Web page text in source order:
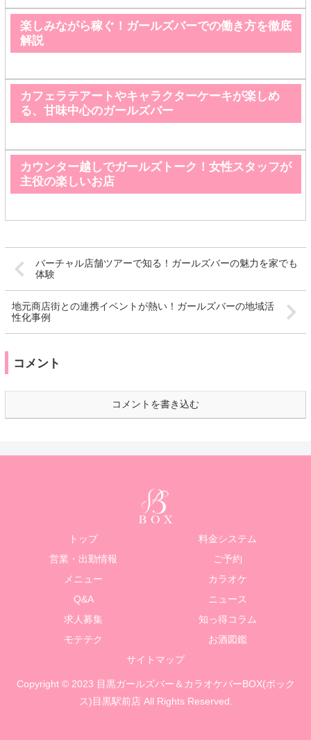
楽しみながら稼ぐ！ガールズバーでの働き方を徹底
解説
カフェラテアートやキャラクターケーキが楽しめ
る、甘味中心のガールズバー
カウンター越しでガールズトーク！女性スタッフが
主役の楽しいお店
バーチャル店舗ツアーで知る！ガールズバーの魅力を家でも
体験
地元商店街との連携イベントが熱い！ガールズバーの地域活
性化事例
コメント
コメントを書き込む
トップ
料金システム
営業・出勤情報
ご予約
メニュー
カラオケ
Q&A
ニュース
求人募集
知っ得コラム
モテテク
お酒図鑑
サイトマップ
Copyright © 2023 目黒ガールズバー＆カラオケバーBOX(ボック
ス)目黒駅前店 All Rights Reserved.